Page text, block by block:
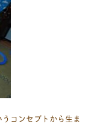
コンセプトから生ま